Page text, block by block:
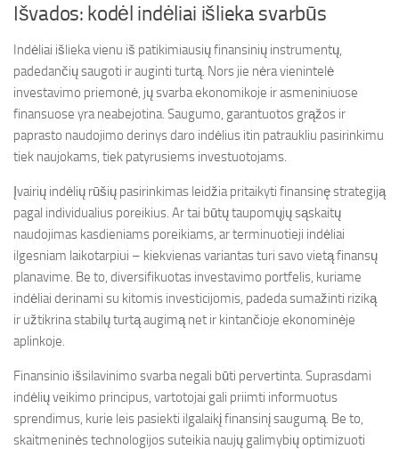
Išvados: kodėl indėliai išlieka svarbūs
Indėliai išlieka vienu iš patikimiausių finansinių instrumentų,
padedančių saugoti ir auginti turtą. Nors jie nėra vienintelė
investavimo priemonė, jų svarba ekonomikoje ir asmeniniuose
finansuose yra neabejotina. Saugumo, garantuotos grąžos ir
paprasto naudojimo derinys daro indėlius itin patraukliu pasirinkimu
tiek naujokams, tiek patyrusiems investuotojams.
Įvairių indėlių rūšių pasirinkimas leidžia pritaikyti finansinę strategiją
pagal individualius poreikius. Ar tai būtų taupomųjų sąskaitų
naudojimas kasdieniams poreikiams, ar terminuotieji indėliai
ilgesniam laikotarpiui – kiekvienas variantas turi savo vietą finansų
planavime. Be to, diversifikuotas investavimo portfelis, kuriame
indėliai derinami su kitomis investicijomis, padeda sumažinti riziką
ir užtikrina stabilų turtą augimą net ir kintančioje ekonominėje
aplinkoje.
Finansinio išsilavinimo svarba negali būti pervertinta. Suprasdami
indėlių veikimo principus, vartotojai gali priimti informuotus
sprendimus, kurie leis pasiekti ilgalaikį finansinį saugumą. Be to,
skaitmeninės technologijos suteikia naujų galimybių optimizuoti